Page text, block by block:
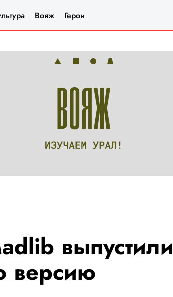
Вояж Герои
выпустили
версию